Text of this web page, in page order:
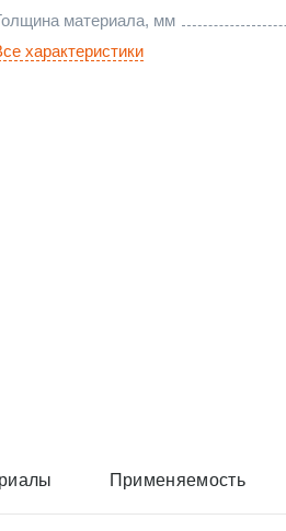
материала, мм
характеристики
Применяемость